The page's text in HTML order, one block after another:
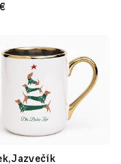
Jazvečík